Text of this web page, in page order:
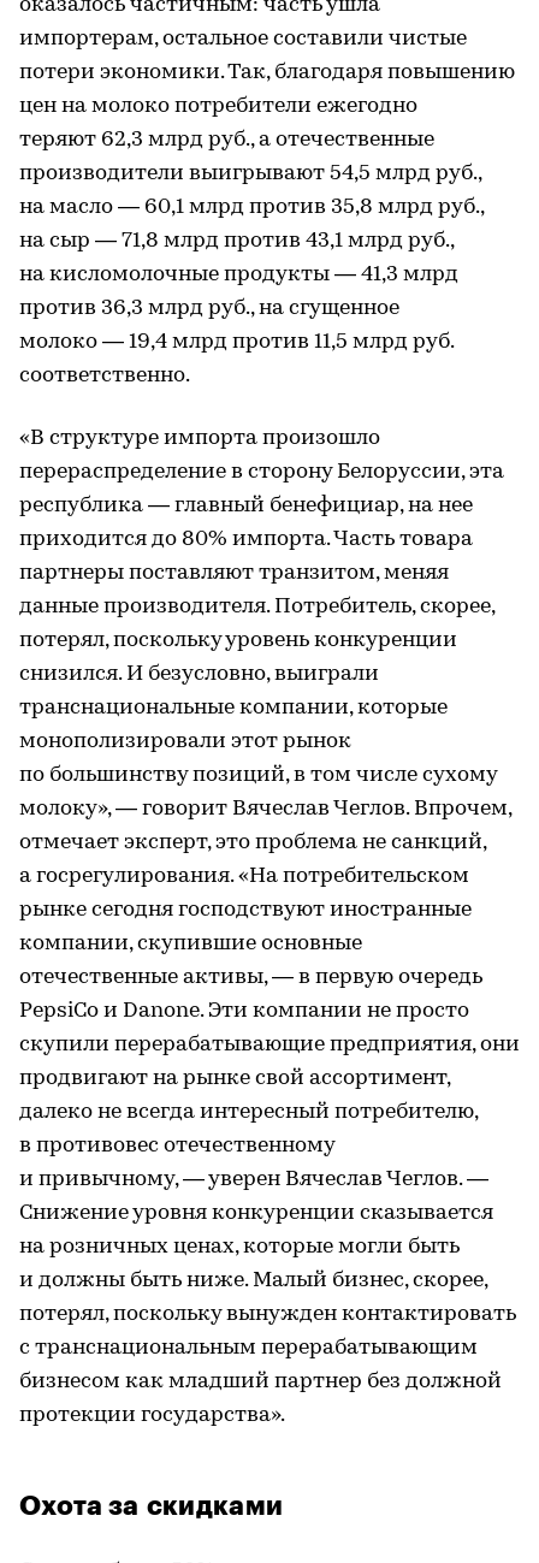
оказалось частичным: часть ушла
импортерам, остальное составили чистые
потери экономики. Так, благодаря повышению
цен на молоко потребители ежегодно
теряют 62,3 млрд руб., а отечественные
производители выигрывают 54,5 млрд руб.,
на масло — 60,1 млрд против 35,8 млрд руб.,
на сыр — 71,8 млрд против 43,1 млрд руб.,
на кисломолочные продукты — 41,3 млрд
против 36,3 млрд руб., на сгущенное
молоко — 19,4 млрд против 11,5 млрд руб.
соответственно.
«В структуре импорта произошло
перераспределение в сторону Белоруссии, эта
республика — главный бенефициар, на нее
приходится до 80% импорта. Часть товара
партнеры поставляют транзитом, меняя
данные производителя. Потребитель, скорее,
потерял, поскольку уровень конкуренции
снизился. И безусловно, выиграли
транснациональные компании, которые
монополизировали этот рынок
по большинству позиций, в том числе сухому
молоку», — говорит Вячеслав Чеглов. Впрочем,
отмечает эксперт, это проблема не санкций,
а госрегулирования. «На потребительском
рынке сегодня господствуют иностранные
компании, скупившие основные
отечественные активы, — в первую очередь
PepsiCo и Danone. Эти компании не просто
скупили перерабатывающие предприятия, они
продвигают на рынке свой ассортимент,
далеко не всегда интересный потребителю,
в противовес отечественному
и привычному, — уверен Вячеслав Чеглов. —
Снижение уровня конкуренции сказывается
на розничных ценах, которые могли быть
и должны быть ниже. Малый бизнес, скорее,
потерял, поскольку вынужден контактировать
с транснациональным перерабатывающим
бизнесом как младший партнер без должной
протекции государства».
Охота за скидками